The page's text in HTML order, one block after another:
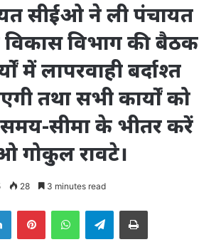
सीईओ ने ली पंचायत
विकास विभाग की बैठक
में लापरवाही बर्दाश्त
तथा सभी कार्यों को
सीमा के भीतर करें
गोकुल रावटे।
28 3 minutes read
LinkedInPinterestWhatsAppTelegramPrint